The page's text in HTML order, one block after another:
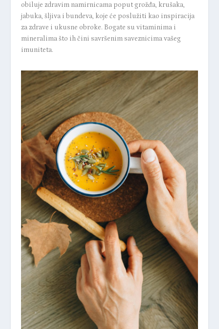
obiluje zdravim namirnicama poput grožđa, krušaka,
jabuka, šljiva i bundeva, koje će poslužiti kao inspiracija
za zdrave i ukusne obroke. Bogate su vitaminima i
mineralima što ih čini savršenim saveznicima vašeg
imuniteta.